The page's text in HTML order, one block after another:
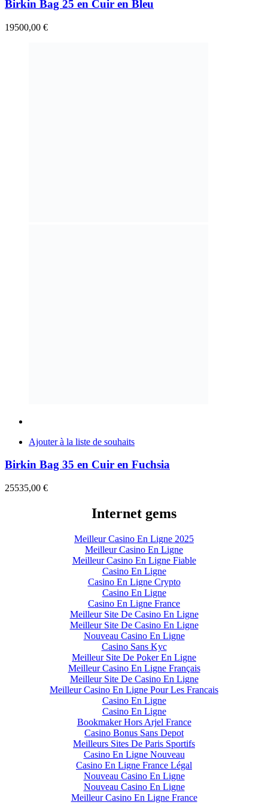
Birkin Bag 25 en Cuir en Bleu
19500,00 €
Ajouter à la liste de souhaits
Birkin Bag 35 en Cuir en Fuchsia
25535,00 €
Internet gems
Meilleur Casino En Ligne 2025
Meilleur Casino En Ligne
Meilleur Casino En Ligne Fiable
Casino En Ligne
Casino En Ligne Crypto
Casino En Ligne
Casino En Ligne France
Meilleur Site De Casino En Ligne
Meilleur Site De Casino En Ligne
Nouveau Casino En Ligne
Casino Sans Kyc
Meilleur Site De Poker En Ligne
Meilleur Casino En Ligne Français
Meilleur Site De Casino En Ligne
Meilleur Casino En Ligne Pour Les Francais
Casino En Ligne
Casino En Ligne
Bookmaker Hors Arjel France
Casino Bonus Sans Depot
Meilleurs Sites De Paris Sportifs
Casino En Ligne Nouveau
Casino En Ligne France Légal
Nouveau Casino En Ligne
Nouveau Casino En Ligne
Meilleur Casino En Ligne France